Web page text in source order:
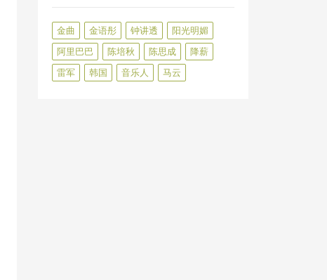
金曲 金语彤 钟讲透
阳光明媚
阿里巴巴
陈培秋 陈思成
降薪
雷军
韩国 音乐人 马云